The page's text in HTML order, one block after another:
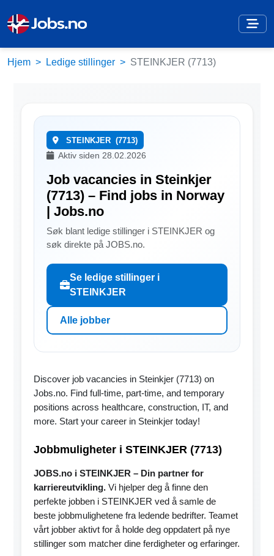
Hjem Ledige stillinger STEINKJER (7713)
STEINKJER (7713)
Aktiv siden 28.02.2026
Job vacancies in Steinkjer
(7713) – Find jobs in Norway
| Jobs.no
Søk blant ledige stillinger i STEINKJER og
søk direkte på JOBS.no.
Se ledige stillinger i
STEINKJER
Alle jobber
Discover job vacancies in Steinkjer (7713) on
Jobs.no. Find full-time, part-time, and temporary
positions across healthcare, construction, IT, and
more. Start your career in Steinkjer today!
Jobbmuligheter i STEINKJER (7713)
JOBS.no i STEINKJER – Din partner for
karriereutvikling. Vi hjelper deg å finne den
perfekte jobben i STEINKJER ved å samle de
beste jobbmulighetene fra ledende bedrifter. Teamet
vårt jobber aktivt for å holde deg oppdatert på nye
stillinger som matcher dine ferdigheter og erfaringer.